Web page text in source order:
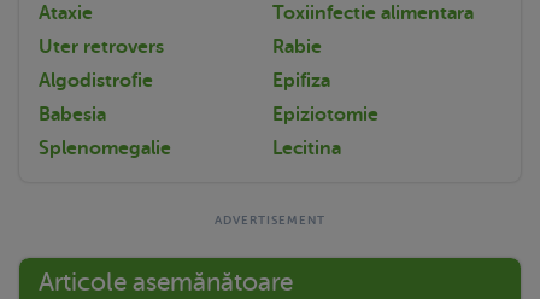
Ataxie
Toxiinfectie alimentara
Uter retrovers
Rabie
Algodistrofie
Epifiza
Babesia
Epiziotomie
Splenomegalie
Lecitina
Articole asemănătoare